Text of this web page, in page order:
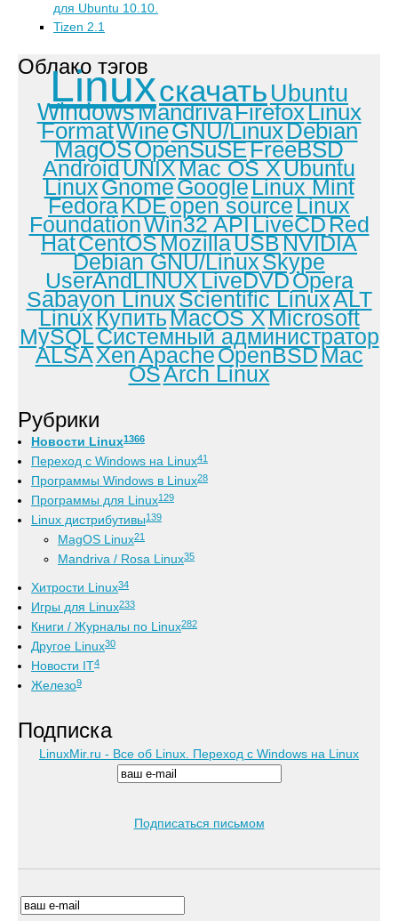
для Ubuntu 10.10.
Tizen 2.1
Облако тэгов
Linuxскачать Ubuntu
WindowsMandrivaFirefoxLinux
FormatWineGNU/LinuxDebian
MagOSOpenSuSEFreeBSD
AndroidUNIXMac OS XUbuntu
LinuxGnomeGoogleLinux Mint
FedoraKDEopen sourceLinux
FoundationWin32 APILiveCDRed
HatCentOSMozillaUSBNVIDIA
Debian GNU/LinuxSkype
UserAndLINUXLiveDVDOpera
Sabayon LinuxScientific LinuxALT
LinuxКупитьMacOS XMicrosoft
MySQLСистемный администратор
ALSAXenApacheOpenBSDMac
OSArch Linux
Рубрики
Новости Linux1366
Переход с Windows на Linux41
Программы Windows в Linux28
Программы для Linux129
Linux дистрибутивы139
MagOS Linux21
Mandriva / Rosa Linux35
Хитрости Linux34
Игры для Linux233
Книги / Журналы по Linux282
Другое Linux30
Новости IT4
Железо9
Подписка
LinuxMir.ru - Все об Linux. Переход с Windows на Linux
Подписаться письмом